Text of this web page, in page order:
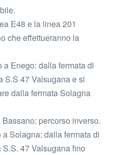
E48 e la linea 201
che effettueranno la
a Enego: dalla fermata di
S.S 47 Valsugana e si
dalla fermata Solagna
percorso inverso.
Solagna: dalla fermata di
47 Valsugana fino